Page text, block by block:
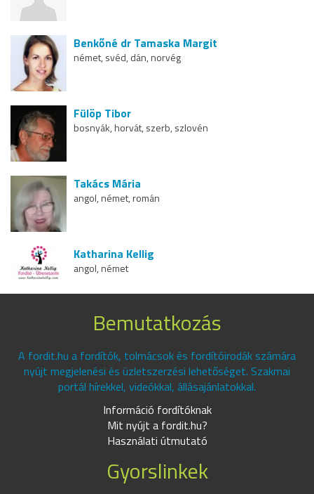
Benkőné dr Tamaska Margit
német, svéd, dán, norvég
Fülöp Tibor
bosnyák, horvát, szerb, szlovén
Takács Mária
angol, német, román
Katharina Kellig
angol, német
Bemutatkozás
A fordit.hu a fordítók, tolmácsok és fordítóirodák számára
nyújt megjelenési és üzletszerzési lehetőséget. Szakmai
portál hírekkel, videókkal, állásajánlatokkal.
Információ fordítóknak
Mit nyújt a fordit.hu?
Használati útmutató
Gyorslinkek